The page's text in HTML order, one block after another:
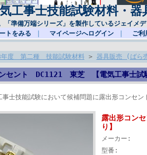
事士技能試験材料・器
準備万端シリーズ」を製作しているジェイメデ
トをみる
マイページへログイン｜ ご利
年度 第二種 技能試験材料> 器具販売 (ばら
セント DC1121 東芝 【電気工事士試験
事士技能試験において候補問題に露出形コンセン
露出形コン
り】
メーカー:
型番: